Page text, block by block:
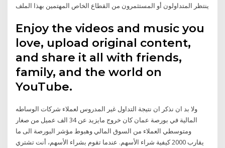
ينتظر المتداولون أو المستثمرون من القطاع الخاص المهتمين بهذا الملف
Enjoy the videos and music you
love, upload original content,
and share it all with friends,
family, and the world on
YouTube.
ولا بد ان نذكر ان نتيجة التداول غير المدروس لعملاء شركات الوساطه
المالية في بورصة عمان كان خروج مايزيد عن 34 الف عميل من صغار
ومتوسطي العملاء من السوق المالي وهبوط مؤشر البورصة الى ما
يقارب 2000 كيفية شراء الأسهم. عندما تقوم بشراء الأسهم، أنت تشتري